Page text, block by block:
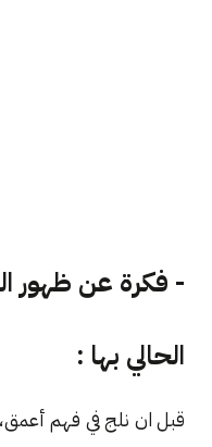
الحالي بها :
قبل ان نلج في فهم